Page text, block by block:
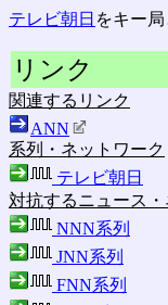
テレビ朝日 をキー
リンク
関連するリンク
ANN
系列・ネットワーク
テレビ朝日
対抗するニュース
NNN系列
JNN系列
FNN系列